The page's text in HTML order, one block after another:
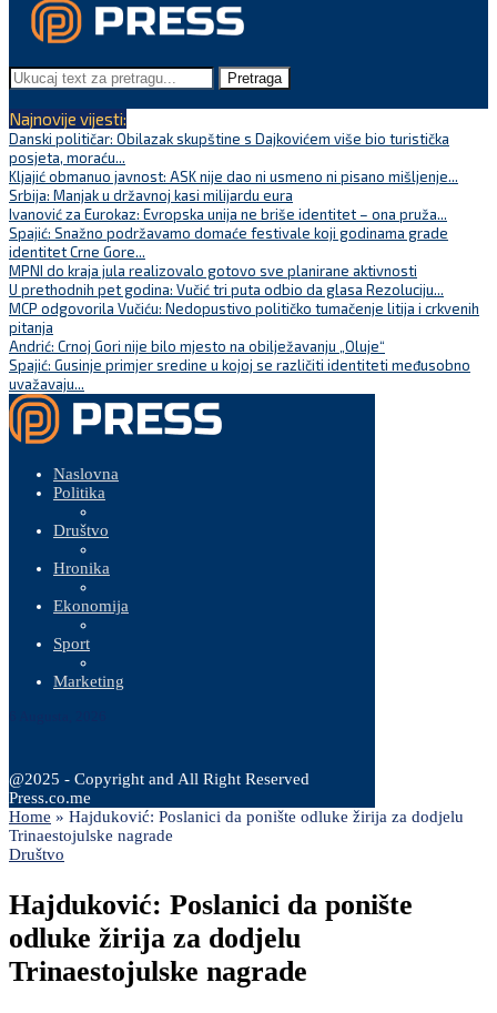
Pretraga
Najnovije vijesti:
Danski političar: Obilazak skupštine s Dajkovićem više bio turistička
posjeta, moraću...
Kljajić obmanuo javnost: ASK nije dao ni usmeno ni pisano mišljenje...
Srbija: Manjak u državnoj kasi milijardu eura
Ivanović za Eurokaz: Evropska unija ne briše identitet – ona pruža...
Spajić: Snažno podržavamo domaće festivale koji godinama grade
identitet Crne Gore...
MPNI do kraja jula realizovalo gotovo sve planirane aktivnosti
U prethodnih pet godina: Vučić tri puta odbio da glasa Rezoluciju...
MCP odgovorila Vučiću: Nedopustivo političko tumačenje litija i crkvenih
pitanja
Andrić: Crnoj Gori nije bilo mjesto na obilježavanju „Oluje“
Spajić: Gusinje primjer sredine u kojoj se različiti identiteti međusobno
uvažavaju...
Naslovna
Politika
Društvo
Hronika
Ekonomija
Sport
Marketing
@2025 - Copyright and All Right Reserved
Press.co.me
Home » Hajduković: Poslanici da ponište odluke žirija za dodjelu
Trinaestojulske nagrade
Društvo
Hajduković: Poslanici da ponište
odluke žirija za dodjelu
Trinaestojulske nagrade